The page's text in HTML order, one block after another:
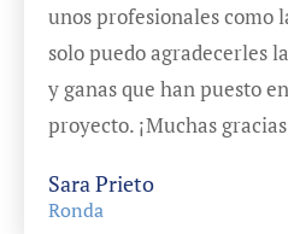
unos profesionales como
solo puedo agradecerles
y ganas que han puesto
proyecto. ¡Muchas
Sara Prieto
Ronda